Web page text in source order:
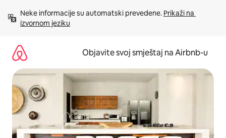
sadržaj
Neke informacije su automatski prevedene. Prikaži na
izvornom jeziku
Objavite svoj smještaj na Airbnb-u